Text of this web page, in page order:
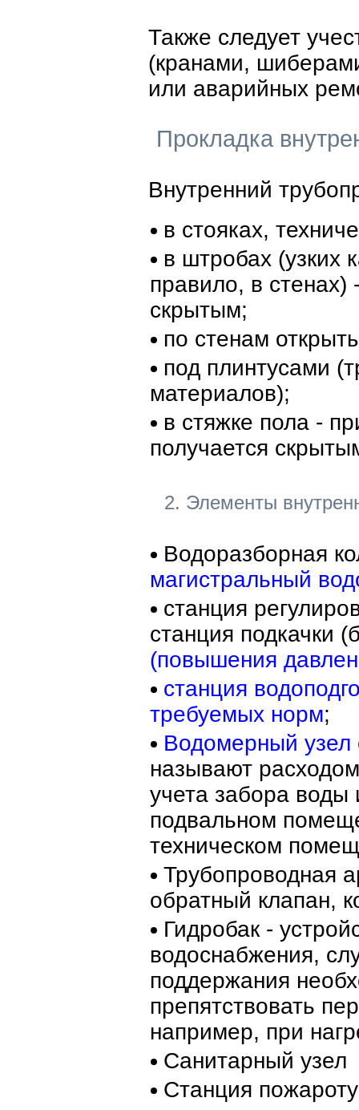
Также следует
(кранами,
или аварийных
Прокладка
Внутренний
в стояках,
в штробах (узких
правило, в стенах)
скрытым;
по стенам
под плинтусами
материалов);
в стяжке пола -
получается
2. Элементы
Водоразборная
магистральный
станция
станция подкачки
(повышения
станция
требуемых норм;
Водомерный узел
называют
учета забора
подвальном
техническом
Трубопроводная
обратный клапан,
Гидробак -
водоснабжения,
поддержания
препятствовать
например, при
Санитарный узел
Станция